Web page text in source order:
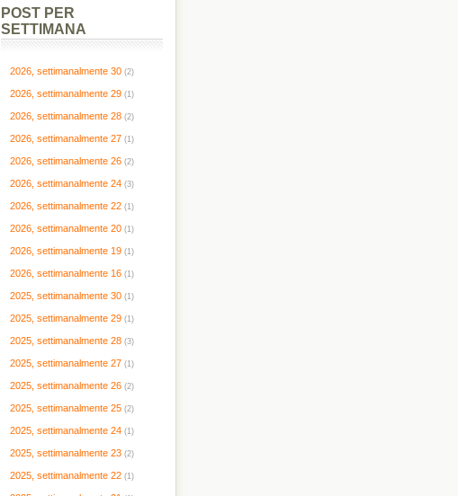
POST PER
SETTIMANA
2026, settimanalmente 30 (2)
2026, settimanalmente 29 (1)
2026, settimanalmente 28 (2)
2026, settimanalmente 27 (1)
2026, settimanalmente 26 (2)
2026, settimanalmente 24 (3)
2026, settimanalmente 22 (1)
2026, settimanalmente 20 (1)
2026, settimanalmente 19 (1)
2026, settimanalmente 16 (1)
2025, settimanalmente 30 (1)
2025, settimanalmente 29 (1)
2025, settimanalmente 28 (3)
2025, settimanalmente 27 (1)
2025, settimanalmente 26 (2)
2025, settimanalmente 25 (2)
2025, settimanalmente 24 (1)
2025, settimanalmente 23 (2)
2025, settimanalmente 22 (1)